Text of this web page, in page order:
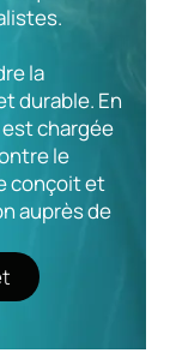
la
durable. En
chargée
le
conçoit et
auprès de